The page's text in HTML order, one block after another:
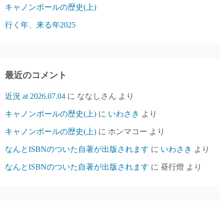
キャノンボールの歴史(上)
行く年、来る年2025
最近のコメント
近況 at 2026.07.04 に ななしさん より
キャノンボールの歴史(上) に いわさき より
キャノンボールの歴史(上) に ホンマコー より
なんとISBNのついた自著が出版されます に いわさき より
なんとISBNのついた自著が出版されます に 昼行燈 より